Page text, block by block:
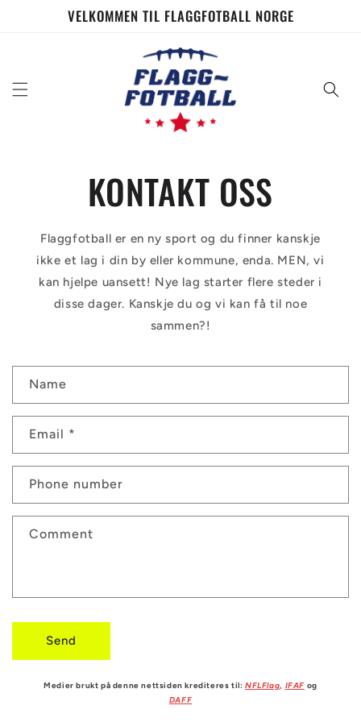
Skip to
contentVELKOMMEN TIL FLAGGFOTBALL NORGE
KONTAKT OSS
Flaggfotball er en ny sport og du finner kanskje
ikke et lag i din by eller kommune, enda. MEN, vi
kan hjelpe uansett! Nye lag starter flere steder i
disse dager. Kanskje du og vi kan få til noe
sammen?!
C
o
t
c
o
r
m
Name
Email *
Phone number
Comment
Send
Medier brukt på denne nettsiden krediteres til:NFLFlag, IFAF og
DAFF